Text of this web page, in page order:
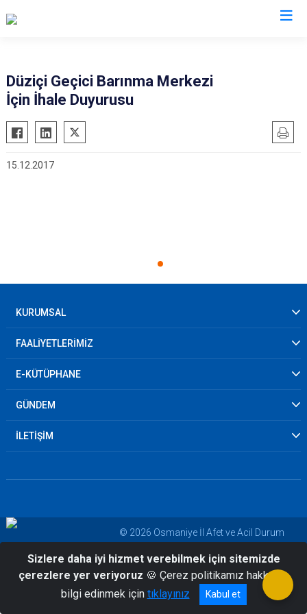
Düziçi Geçici Barınma Merkezi
İçin İhale Duyurusu
15.12.2017
KURUMSAL
FAALİYETLERİMİZ
E-KÜTÜPHANE
GÜNDEM
İLETİŞİM
© 2026 Osmaniye İl Afet ve Acil Durum
Sizlere daha iyi hizmet verebilmek için sitemizde
çerezlere yer veriyoruz 🍪 Çerez politikamız hakkında
bilgi edinmek için tıklayınız Kabul et